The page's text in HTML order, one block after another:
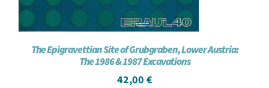
The Epigravettian Site of Grubgraben, Lower Austria:
The 1986 & 1987 Excavations
42,00 €